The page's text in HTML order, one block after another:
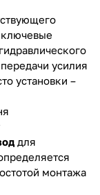
усилия
установки –
для
монтажа